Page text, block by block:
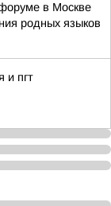
в Москве
родных языков
и пгт